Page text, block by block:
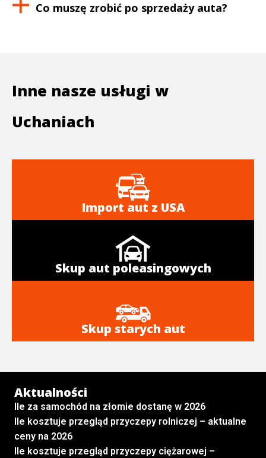
Co muszę zrobić po sprzedaży auta?
Inne nasze usługi w
Uchaniach
Import aut z USA
Skup aut poleasingowych
Skup starych aut
Aktualności
Ile za samochód na złomie dostanę w 2026
Ile kosztuje przegląd przyczepy rolniczej – aktualne
ceny na 2026
Ile kosztuje przegląd przyczepy ciężarowej –